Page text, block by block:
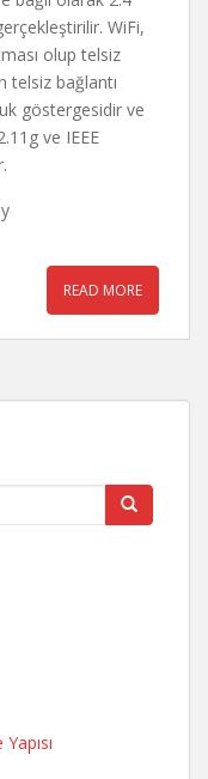
WiFi,
olup telsiz
telsiz bağlantı
göstergesidir ve
ve IEEE
READ MORE